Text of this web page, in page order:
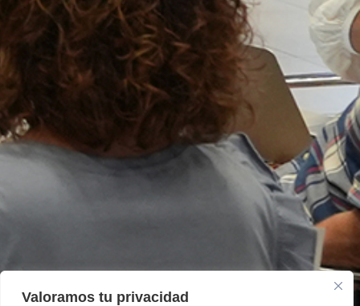
Valoramos tu privacidad